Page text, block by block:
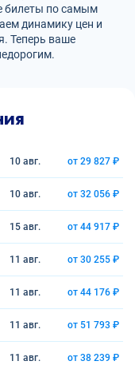
билеты по самым
динамику цен и
Теперь ваше
10 авг. от 29 827 ₽
10 авг. от 32 056 ₽
15 авг. от 44 917 ₽
11 авг. от 30 255 ₽
11 авг. от 44 176 ₽
11 авг. от 51 793 ₽
11 авг. от 38 239 ₽